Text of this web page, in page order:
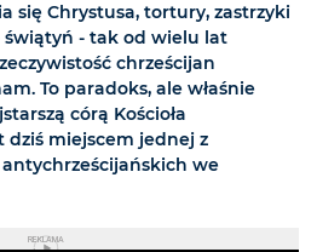
się Chrystusa, tortury, zastrzyki
- tak od wielu lat
chrześcijan
To paradoks, ale właśnie
córą Kościoła
dziś miejscem jednej z
we
REKLAMA